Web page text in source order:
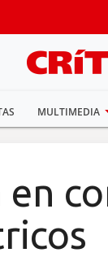
MULTIMEDIA